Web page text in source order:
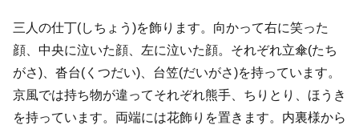
三人の仕丁(しちょう)を飾ります。向かって右に笑った
顔、中央に泣いた顔、左に泣いた顔。それぞれ立傘(たち
がさ)、沓台(くつだい)、台笠(だいがさ)を持っています。
京風では持ち物が違ってそれぞれ熊手、ちりとり、ほうき
を持っています。両端には花飾りを置きます。内裏様から